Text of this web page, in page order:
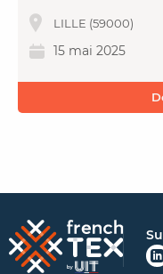
LILLE (59000)
15 mai 2025